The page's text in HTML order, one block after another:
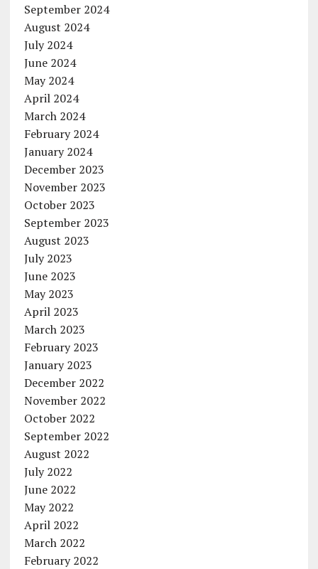
September 2024
August 2024
July 2024
June 2024
May 2024
April 2024
March 2024
February 2024
January 2024
December 2023
November 2023
October 2023
September 2023
August 2023
July 2023
June 2023
May 2023
April 2023
March 2023
February 2023
January 2023
December 2022
November 2022
October 2022
September 2022
August 2022
July 2022
June 2022
May 2022
April 2022
March 2022
February 2022